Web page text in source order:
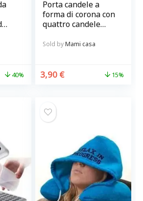
40%
Porta candele a
forma di corona con
quattro candele
Sold byMami casa
3,90 € 15%